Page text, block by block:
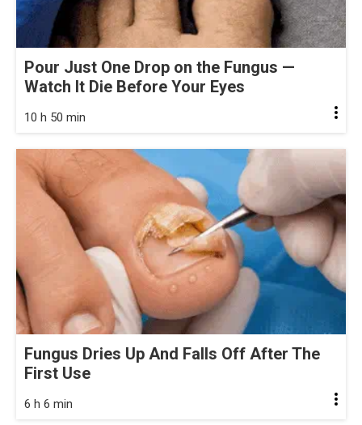
Pour Just One Drop on the Fungus —
Watch It Die Before Your Eyes
10 h 50 min
Fungus Dries Up And Falls Off After The
First Use
6 h 6 min